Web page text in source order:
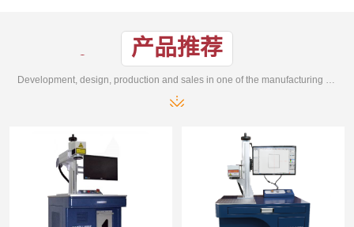
产品推荐